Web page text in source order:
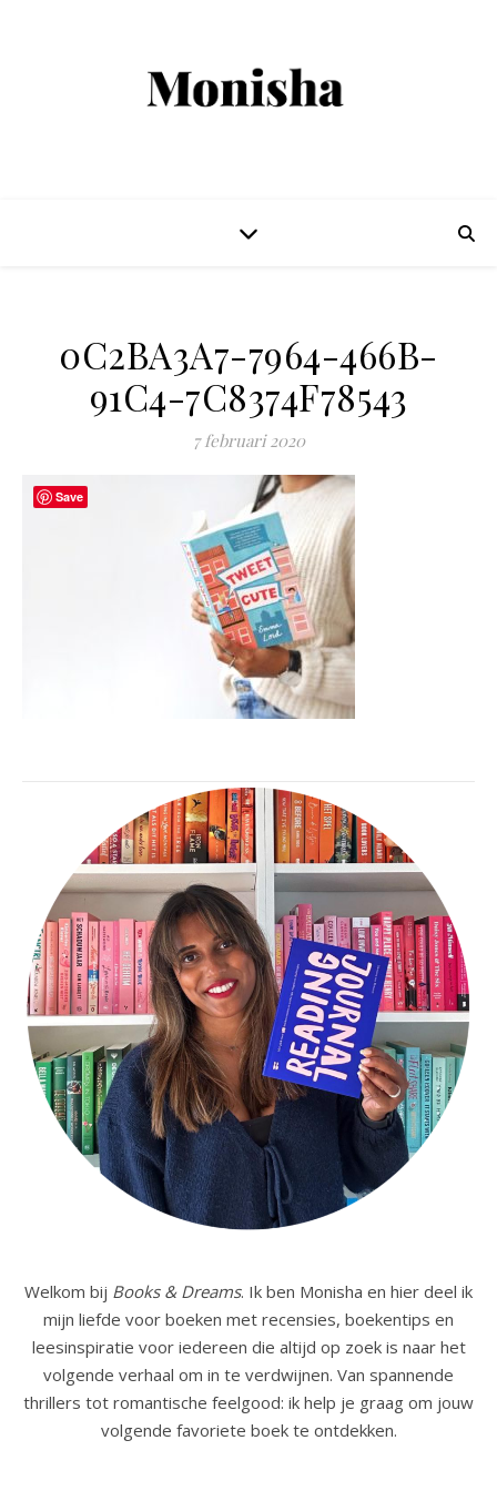
0C2BA3A7-7964-466B-
91C4-7C8374F78543
7 februari 2020
Welkom bij Books & Dreams. Ik ben Monisha en hier deel ik
mijn liefde voor boeken met recensies, boekentips en
leesinspiratie voor iedereen die altijd op zoek is naar het
volgende verhaal om in te verdwijnen. Van spannende
thrillers tot romantische feelgood: ik help je graag om jouw
volgende favoriete boek te ontdekken.
Save